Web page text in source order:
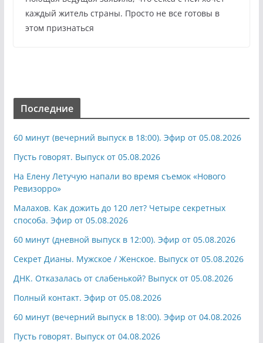
каждый житель страны. Просто не все готовы в
этом признаться
Последние
60 минут (вечерний выпуск в 18:00). Эфир от 05.08.2026
Пусть говорят. Выпуск от 05.08.2026
На Елену Летучую напали во время съемок «Нового
Ревизорро»
Малахов. Как дожить до 120 лет? Четыре секретных
способа. Эфир от 05.08.2026
60 минут (дневной выпуск в 12:00). Эфир от 05.08.2026
Секрет Дианы. Мужское / Женское. Выпуск от 05.08.2026
ДНК. Отказалась от слабенькой? Выпуск от 05.08.2026
Полный контакт. Эфир от 05.08.2026
60 минут (вечерний выпуск в 18:00). Эфир от 04.08.2026
Пусть говорят. Выпуск от 04.08.2026